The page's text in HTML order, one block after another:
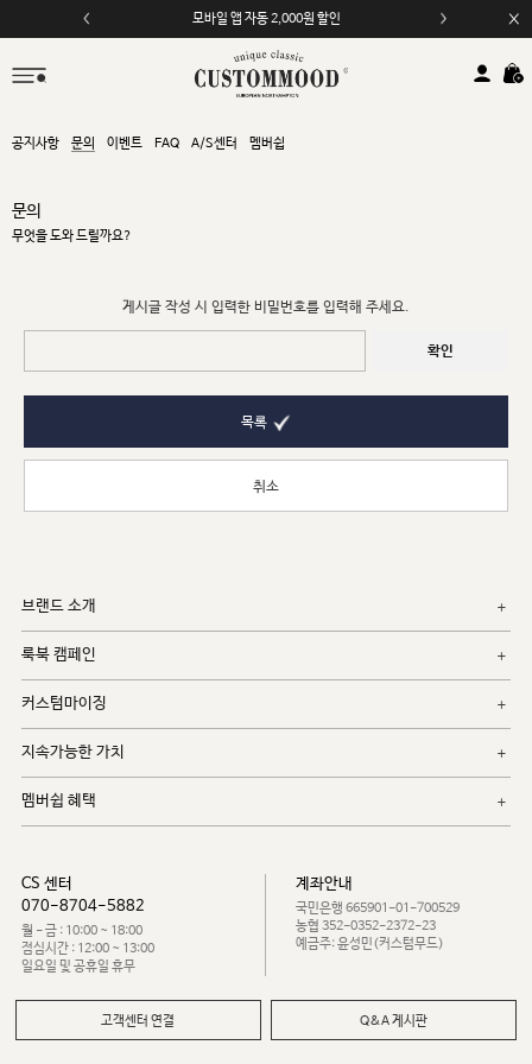
모바일 앱 자동 2,000원 할인
공지사항 문의 이벤트 FAQ A/S센터 멤버쉽
문의
무엇을 도와 드릴까요?
게시글 작성 시 입력한 비밀번호를 입력해 주세요.
확인
목록
취소
브랜드 소개
룩북 캠페인
커스텀마이징
지속가능한 가치
멤버쉽 혜택
CS 센터
070-8704-5882
월 - 금 : 10:00 ~ 18:00
점심시간 : 12:00 ~ 13:00
일요일 및 공휴일 휴무
계좌안내
국민은행 665901-01-700529
농협 352-0352-2372-23
예금주: 윤성민(커스텀무드)
고객센터 연결 Q&A 게시판